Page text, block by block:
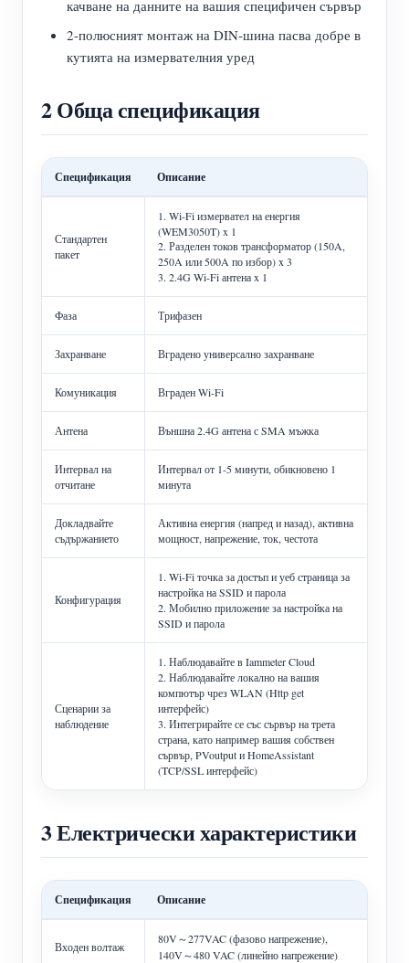
качване на данните на вашия специфичен сървър
2-полюсният монтаж на DIN-шина пасва добре в
кутията на измервателния уред
2 Обща спецификация
Спецификация Описание
Стандартен
пакет
1. Wi-Fi измервател на енергия
(WEM3050T) x 1
2. Разделен токов трансформатор (150A,
250A или 500A по избор) x 3
3. 2.4G Wi-Fi антена x 1
Фаза Трифазен
Захранване Вградено универсално захранване
Комуникация Вграден Wi-Fi
Антена Външна 2.4G антена с SMA мъжка
Интервал на
отчитане
Интервал от 1-5 минути, обикновено 1
минута
Докладвайте
съдържанието
Активна енергия (напред и назад), активна
мощност, напрежение, ток, честота
Конфигурация
1. Wi-Fi точка за достъп и уеб страница за
настройка на SSID и парола
2. Мобилно приложение за настройка на
SSID и парола
Сценарии за
наблюдение
1. Наблюдавайте в Iammeter Cloud
2. Наблюдавайте локално на вашия
компютър чрез WLAN (Http get
интерфейс)
3. Интегрирайте се със сървър на трета
страна, като например вашия собствен
сървър, PVoutput и HomeAssistant
(TCP/SSL интерфейс)
3 Електрически характеристики
Спецификация Описание
Входен волтаж
80V～277VAC (фазово напрежение),
140V～480 VAC (линейно напрежение)